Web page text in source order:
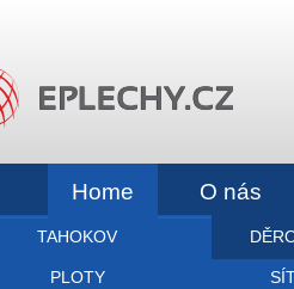
Home
TAHOKOV
PLOTY
O nás